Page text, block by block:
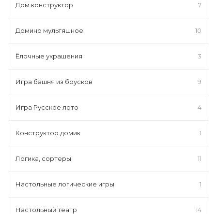
Дом конструктор 7
Домино мультяшное 10
Ёлочные украшения 3
Игра башня из брусков 9
Игра Русское лото 4
Конструктор домик 1
Логика, сортеры 11
Настольные логические игры 1
Настольный театр 14